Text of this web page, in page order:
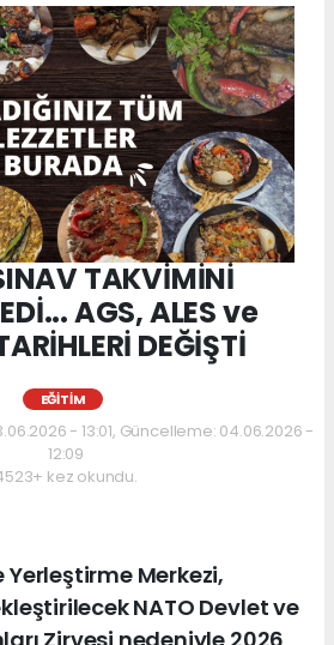
TAKVİMİNİ
AGS, ALES ve
DEĞİŞTİ
EĞITIM
- 13:01, Güncelleme: 04.06.2026 -
12:09
kez okundu.
Yerleştirme Merkezi,
NATO Devlet ve